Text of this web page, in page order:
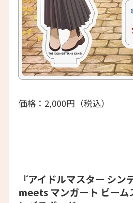
価格：2,000円（税込）
『アイドルマスター シン
meets マンガート ビーム